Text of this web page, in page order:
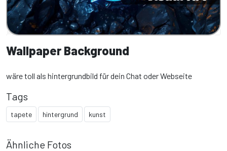
Wallpaper Background
wäre toll als hintergrundbild für dein Chat oder Webseite
Tags
tapete hintergrund kunst
Ähnliche Fotos